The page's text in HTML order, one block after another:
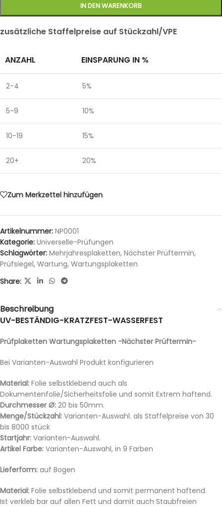
IN DEN WARENKORB
zusätzliche Staffelpreise auf Stückzahl/VPE
ANZAHL EINSPARUNG IN %
2-4 5%
5-9 10%
10-19 15%
20+ 20%
Zum Merkzettel hinzufügen
Artikelnummer: NP0001
Kategorie: Universelle-Prüfungen
Schlagwörter: Mehrjahresplaketten, Nächster Prüftermin,
Prüfsiegel, Wartung, Wartungsplaketten
Share:
Beschreibung
UV-BESTÄNDIG-KRATZFEST-WASSERFEST
Prüfplaketten Wartungsplaketten -Nächster Prüftermin-
Bei Varianten-Auswahl Produkt konfigurieren
Material: Folie selbstklebend auch als
Dokumentenfolie/Sicherheitsfolie und somit Extrem haftend.
Durchmesser Ø: 20 bis 50mm.
Menge/Stückzahl: Varianten-Auswahl. als Staffelpreise von 30
bis 8000 stück
Startjahr: Varianten-Auswahl.
Artikel Farbe: Varianten-Auswahl, in 9 Farben
Lieferform: auf Bogen
Material: Folie selbstklebend und somit permanent haftend.
Ist verkleb bar auf allen Fett und damit auch Staubfreien